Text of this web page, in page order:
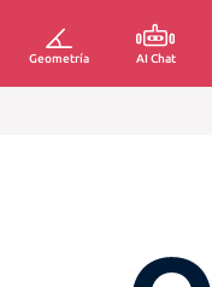
Geometría AI Chat